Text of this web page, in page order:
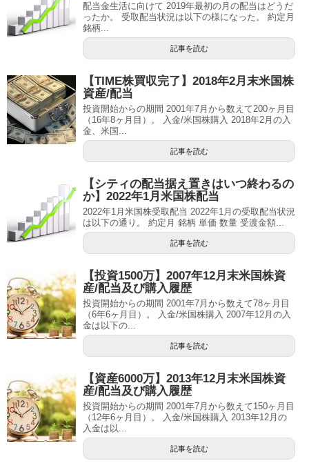
配当金生活に向けて 2019年最初の月の配当はどうだ
ったか。 受取配当状況は以下の様になった。 約定月
銘柄...
記事を読む
【TIME株買収完了】2018年2月末米国株
資産/配当
投資開始からの期間 2001年7月から数えて200ヶ月目
（16年8ヶ月目）。 入金/米国株購入 2018年2月の入
金、米国...
記事を読む
【シティの配当据え置きはいつ終わるの
か】2022年1月米国株配当
2022年1月米国株受取配当 2022年1月の受取配当状況
は以下の通り。 約定月 銘柄 単価 数量 受渡金額...
記事を読む
【投資1500万】2007年12月末米国株資
産/配当及び購入履歴
投資開始からの期間 2001年7月から数えて78ヶ月目
（6年6ヶ月目）。 入金/米国株購入 2007年12月の入
金は以下の...
記事を読む
【資産6000万】2013年12月末米国株資
産/配当及び購入履歴
投資開始からの期間 2001年7月から数えて150ヶ月目
（12年6ヶ月目）。 入金/米国株購入 2013年12月の
入金は以...
記事を読む